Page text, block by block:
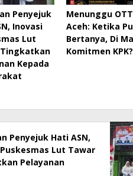
Penyejuk
Inovasi
Lut
Kepada
Menunggu
Aceh: Ketika
Bertanya, Di
Komitmen KPK?
Penyejuk Hati ASN,
Lut Tawar
Pelayanan